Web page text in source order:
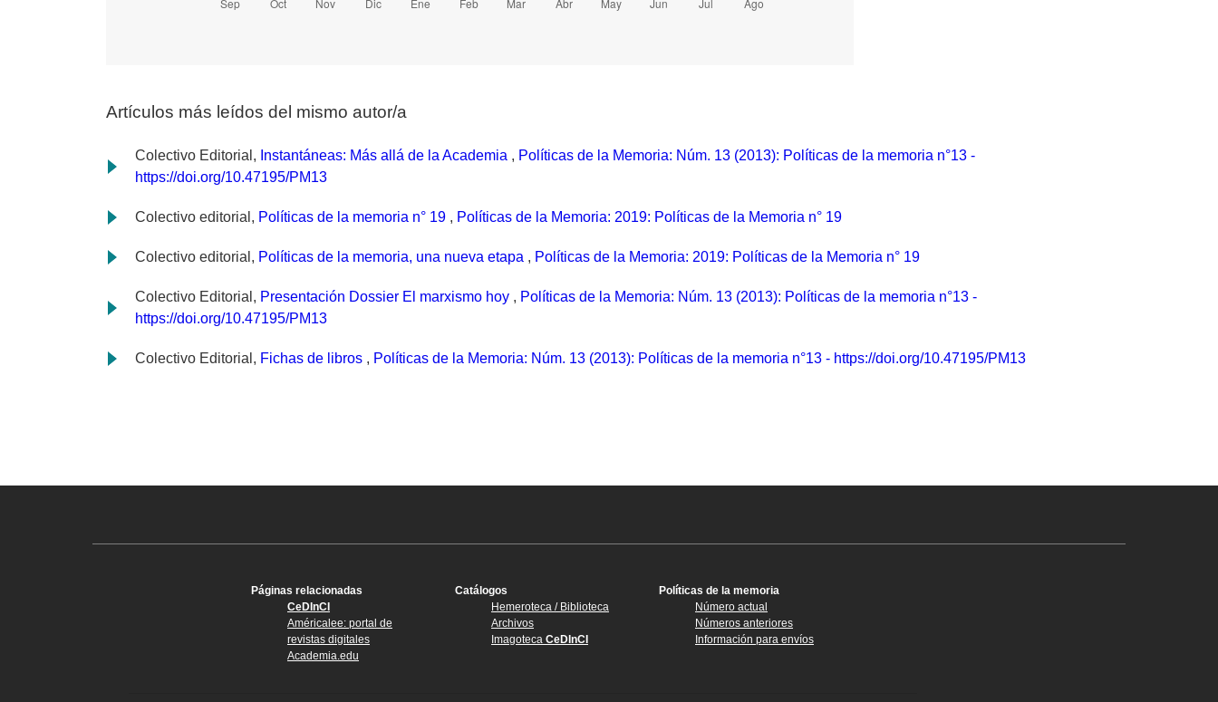
Artículos más leídos del mismo autor/a
Colectivo Editorial, Instantáneas: Más allá de la Academia , Políticas de la Memoria: Núm. 13 (2013): Políticas de la memoria n°13 -
https://doi.org/10.47195/PM13
Colectivo editorial, Políticas de la memoria n° 19 , Políticas de la Memoria: 2019: Políticas de la Memoria n° 19
Colectivo editorial, Políticas de la memoria, una nueva etapa , Políticas de la Memoria: 2019: Políticas de la Memoria n° 19
Colectivo Editorial, Presentación Dossier El marxismo hoy , Políticas de la Memoria: Núm. 13 (2013): Políticas de la memoria n°13 -
https://doi.org/10.47195/PM13
Colectivo Editorial, Fichas de libros , Políticas de la Memoria: Núm. 13 (2013): Políticas de la memoria n°13 - https://doi.org/10.47195/PM13
Páginas relacionadas
CeDInCI
Américalee: portal de
revistas digitales
Academia.edu
Catálogos
Hemeroteca / Biblioteca
Archivos
Imagoteca CeDInCI
Políticas de la memoria
Número actual
Números anteriores
Información para envíos